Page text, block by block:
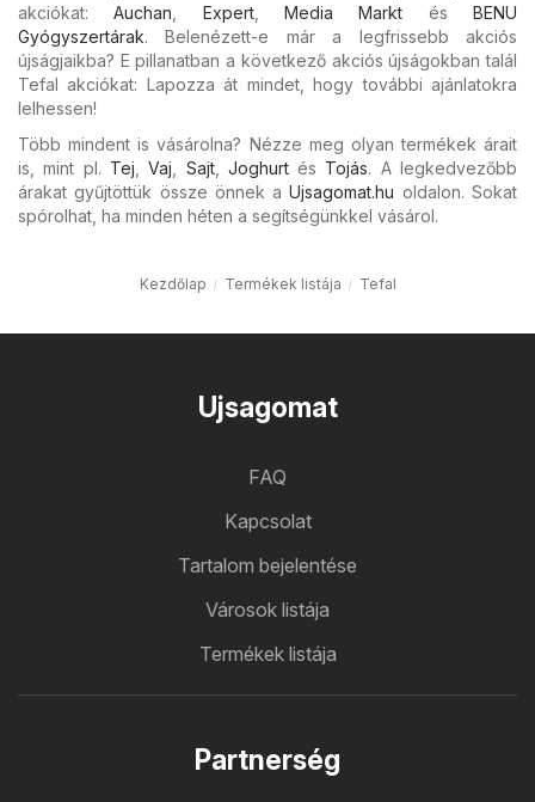
akciókat:Auchan Expert,Media Markt ésBENU
Gyógyszertárak. Belenézett-e már a legfrissebb akciós
újságjaikba? E pillanatban a következő akciós újságokban talál
Tefal akciókat: Lapozza át mindet, hogy további ajánlatokra
lelhessen!
Több mindent is vásárolna? Nézze meg olyan termékek árait
is, mint pl. Tej ,Vaj Sajt, Joghurtés Tojás. A legkedvezőbb
árakat gyűjtöttük össze önnek aUjsagomat.hu oldalon. Sokat
spórolhat, ha minden héten a segítségünkkel vásárol.
Kezdőlap Termékek listája Tefal
Ujsagomat
FAQ
Kapcsolat
Tartalom bejelentése
Városok listája
Termékek listája
Partnerség